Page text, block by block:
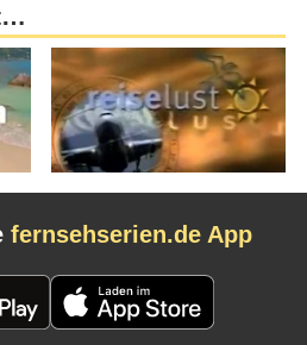
fernsehserien.de App